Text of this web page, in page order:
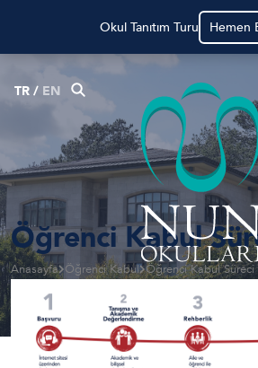
Okul Tanıtım Turu Hemen
TR/ EN
Anasayfa Öğrenci Kabul Öğrenci Kabul Süreci
Öğrenci Kabul